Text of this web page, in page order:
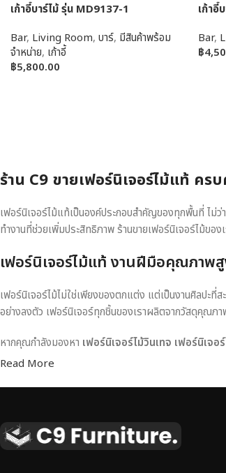
เก้าอี้บาร์ไม้ รุ่น MD9137-1
Bar, Living Room, บาร์, มีสินค้าพร้อม
จำหน่าย, เก้าอี้
฿5,800.00
เก้าอี้
Bar,
฿
ร้าน C9 ขายเฟอร์นิเจอร์ไม้แท้ คร
เฟอร์นิเจอร์ไม้แท้เป็นองค์ประกอบสำคัญของทุกพื้นที่ ไม่
ทำงานที่ช่วยเพิ่มประสิทธิภาพ ร้านขายเฟอร์นิเจอร์ไม้ข
เฟอร์นิเจอร์ไม้แท้ งานฝีมือคุณภาพ
เฟอร์นิเจอร์ไม้ไม่ใช่เพียงของตกแต่ง แต่เป็นงานศิลปะที่
อย่างลงตัว เฟอร์นิเจอร์ทุกชิ้นของเราผลิตจากวัสดุคุณภ
หากคุณกำลังมองหา เฟอร์นิเจอร์ไม้วินเทจ เฟอร์นิเจ
Read More